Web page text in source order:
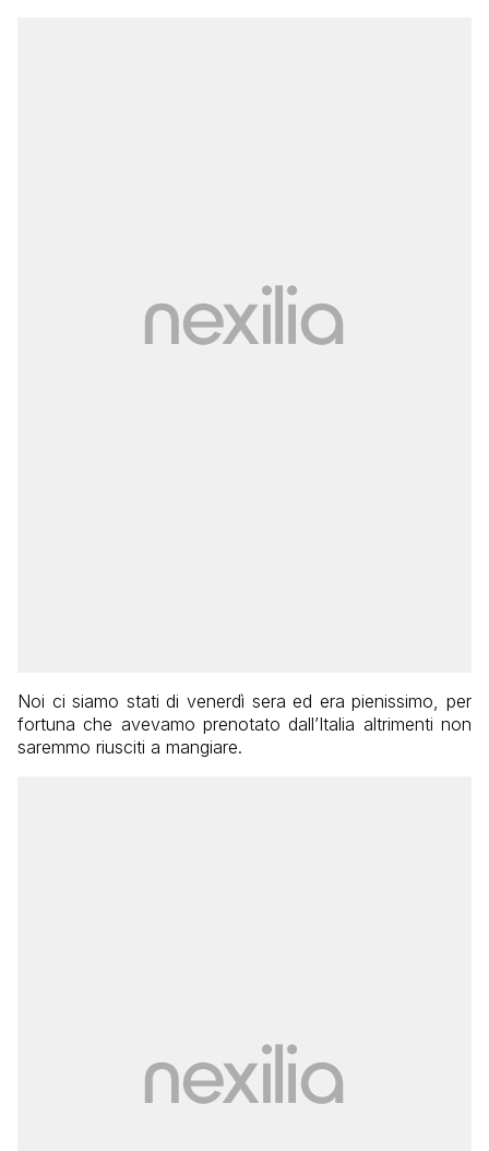
Noi ci siamo stati di venerdì sera ed era pienissimo, per
fortuna che avevamo prenotato dall’Italia altrimenti non
saremmo riusciti a mangiare.